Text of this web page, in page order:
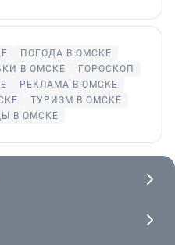
ПОГОДА В ОМСКЕ
В ОМСКЕ
ГОРОСКОП
РЕКЛАМА В ОМСКЕ
ТУРИЗМ В ОМСКЕ
В ОМСКЕ